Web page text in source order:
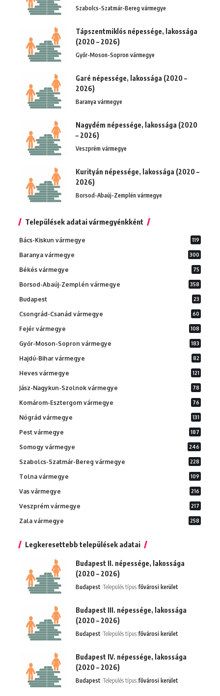
Szabolcs-Szatmár-Bereg vármegye
Tápszentmiklós népessége, lakossága
(2020 – 2026)
Győr-Moson-Sopron vármegye
Garé népessége, lakossága (2020 –
2026)
Baranya vármegye
Nagydém népessége, lakossága (2020
– 2026)
Veszprém vármegye
Kurityán népessége, lakossága (2020 –
2026)
Borsod-Abaúj-Zemplén vármegye
Települések adatai vármegyénkként
Bács-Kiskun vármegye 119
Baranya vármegye 300
Békés vármegye 75
Borsod-Abaúj-Zemplén vármegye 358
Budapest 23
Csongrád-Csanád vármegye 60
Fejér vármegye 108
Győr-Moson-Sopron vármegye 183
Hajdú-Bihar vármegye 82
Heves vármegye 121
Jász-Nagykun-Szolnok vármegye 78
Komárom-Esztergom vármegye 76
Nógrád vármegye 131
Pest vármegye 187
Somogy vármegye 246
Szabolcs-Szatmár-Bereg vármegye 228
Tolna vármegye 109
Vas vármegye 216
Veszprém vármegye 217
Zala vármegye 258
Legkeresettebb települések adatai
Budapest II. népessége, lakossága
(2020 – 2026)
Budapest Település típus:fővárosi kerület
Budapest III. népessége, lakossága
(2020 – 2026)
Budapest Település típus:fővárosi kerület
Budapest IV. népessége, lakossága
(2020 – 2026)
Budapest Település típus:fővárosi kerület